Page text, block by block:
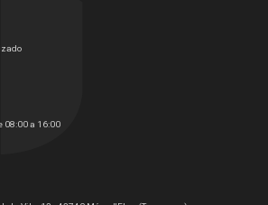
08:00 a 16:00